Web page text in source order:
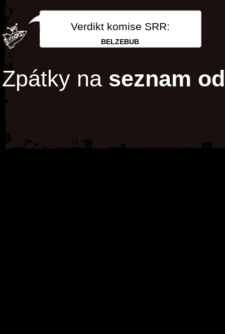
Verdikt komise SRR:
BELZEBUB
Zpátky na seznam